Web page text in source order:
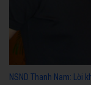
NSND Thanh Nam: Lời